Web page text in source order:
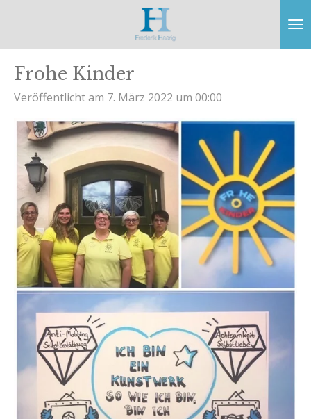
Frohe Kinder
Veröffentlicht am 7. März 2022 um 00:00